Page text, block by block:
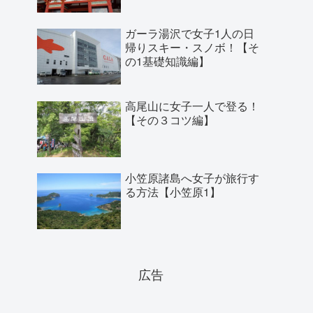
ガーラ湯沢で女子1人の日
帰りスキー・スノボ！【そ
の1基礎知識編】
高尾山に女子一人で登る！
【その３コツ編】
小笠原諸島へ女子が旅行す
る方法【小笠原1】
広告